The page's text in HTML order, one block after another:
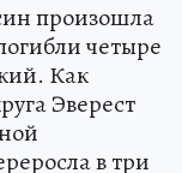
произошла
четыре
Как
Эверест
в три